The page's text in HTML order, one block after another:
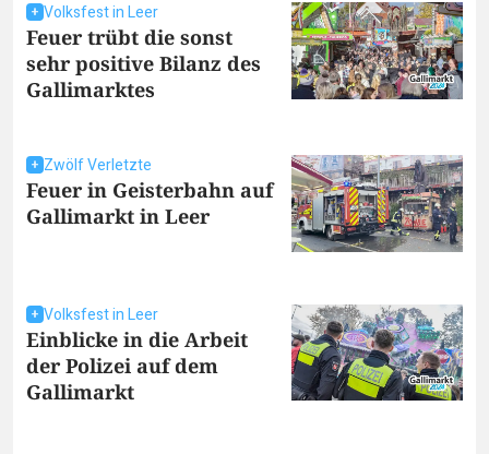
Volksfest in Leer
Feuer trübt die sonst
sehr positive Bilanz des
Gallimarktes
Zwölf Verletzte
Feuer in Geisterbahn auf
Gallimarkt in Leer
Volksfest in Leer
Einblicke in die Arbeit
der Polizei auf dem
Gallimarkt